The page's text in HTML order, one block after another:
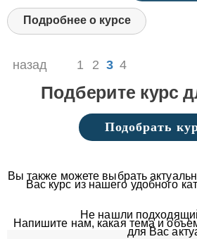
Подробнее о курсе
назад 1 2 3 4
Подберите курс
Подобрать
Вы также можете выбрать
Вас курс из нашего удобного
Не нашли
Напишите нам, какая тема и
для Вас